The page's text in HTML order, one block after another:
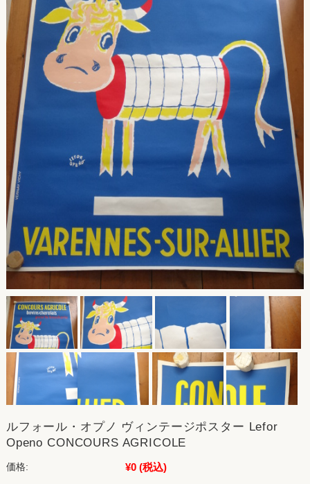
ルフォール・オプノ ヴィンテージポスター Lefor
Openo CONCOURS AGRICOLE
価格: ¥0 (税込)